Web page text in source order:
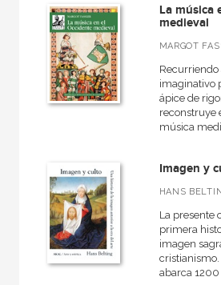
Arquitectura
VER TODAS... (14)
NUESTRAS COLECCIONES
Artesanos medievales
Arte y estética
Diccionarios
La música
medieval
MARGOT
Recurriendo
imaginativo
ápice de
reconstruye
música
Imagen y
HANS
La presente
primera
imagen
abarca 1200